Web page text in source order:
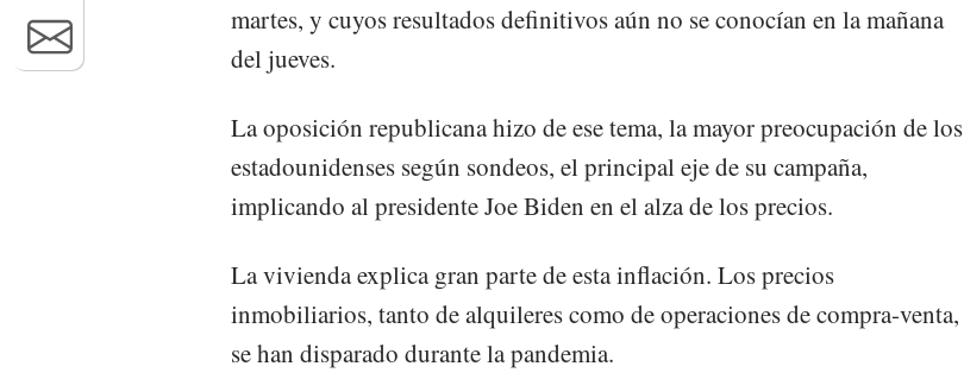
martes, y cuyos resultados definitivos aún no se conocían en la mañana
del jueves.
La oposición republicana hizo de ese tema, la mayor preocupación de los
estadounidenses según sondeos, el principal eje de su campaña,
implicando al presidente Joe Biden en el alza de los precios.
La vivienda explica gran parte de esta inflación. Los precios
inmobiliarios, tanto de alquileres como de operaciones de compra-venta,
se han disparado durante la pandemia.